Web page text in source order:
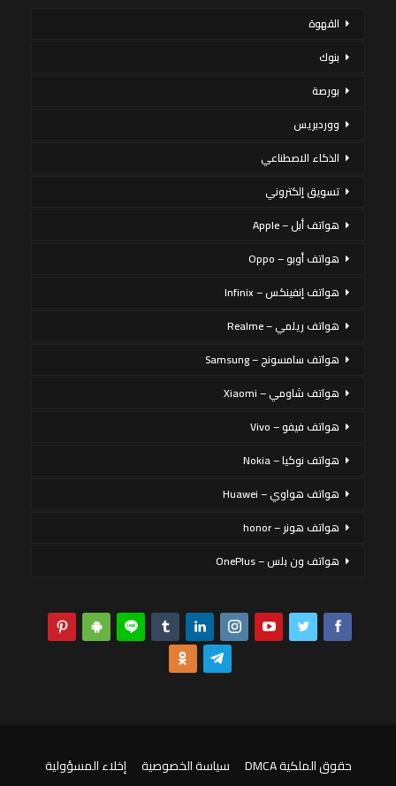
القهوة
بنوك
بورصة
ووردبريس
الذكاء الاصطناعي
تسويق إلكتروني
هواتف أبل – Apple
هواتف أوبو – Oppo
هواتف إنفينكس – Infinix
هواتف ريلمي – Realme
هواتف سامسونج – Samsung
هواتف شاومي – Xiaomi
هواتف فيفو – Vivo
هواتف نوكيا – Nokia
هواتف هواوي – Huawei
هواتف هونر – honor
هواتف ون بلس – OnePlus
حقوق الملكية DMCA سياسة الخصوصية
إخلاء المسؤولية